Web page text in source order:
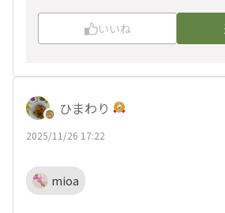
いいね
ひまわり
2025/11/26 17:22
mioa